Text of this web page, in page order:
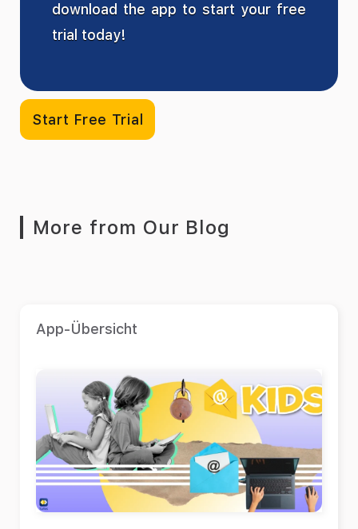
download the app to start your free
trial today!
Start Free Trial
More from Our Blog
App-Übersicht